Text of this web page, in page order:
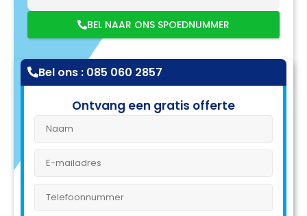
BEL NAAR ONS SPOEDNUMMER
Bel ons : 085 060 2857
Ontvang een gratis offerte